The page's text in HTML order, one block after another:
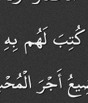
كُتِبَ لَهُم
أَجْرَ